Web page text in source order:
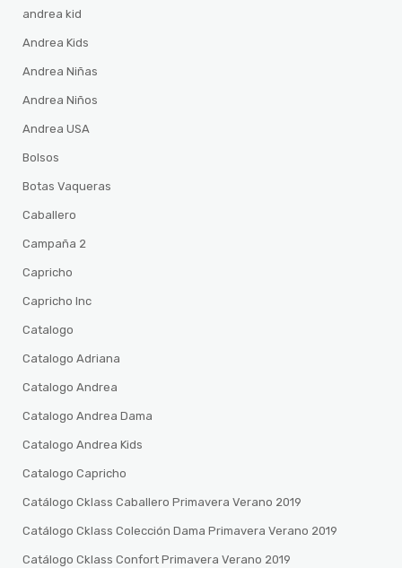
andrea kid
Andrea Kids
Andrea Niñas
Andrea Niños
Andrea USA
Bolsos
Botas Vaqueras
Caballero
Campaña 2
Capricho
Capricho Inc
Catalogo
Catalogo Adriana
Catalogo Andrea
Catalogo Andrea Dama
Catalogo Andrea Kids
Catalogo Capricho
Catálogo Cklass Caballero Primavera Verano 2019
Catálogo Cklass Colección Dama Primavera Verano 2019
Catálogo Cklass Confort Primavera Verano 2019